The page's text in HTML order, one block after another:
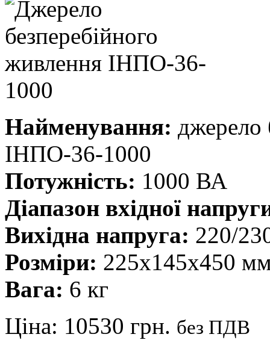
Найменування: джерело
ІНПО-36-1000
Потужність: 1000 ВА
Діапазон вхідної
Вихідна напруга: 220/
Розміри: 225х145х450
Вага: 6 кг
Ціна: 10530 грн. без ПДВ